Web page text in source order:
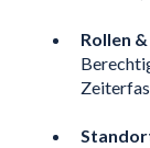
Rollen